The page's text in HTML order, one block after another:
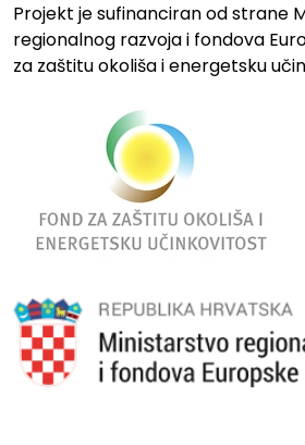
Projekt je sufinanciran od strane
regionalnog razvoja i fondova
za zaštitu okoliša i energetsku